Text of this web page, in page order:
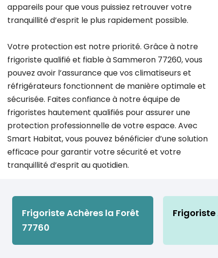
appareils pour que vous puissiez retrouver votre
tranquillité d’esprit le plus rapidement possible.
Votre protection est notre priorité. Grâce à notre
frigoriste qualifié et fiable à Sammeron 77260, vous
pouvez avoir l’assurance que vos climatiseurs et
réfrigérateurs fonctionnent de manière optimale et
sécurisée. Faites confiance à notre équipe de
frigoristes hautement qualifiés pour assurer une
protection professionnelle de votre espace. Avec
Smart Habitat, vous pouvez bénéficier d’une solution
efficace pour garantir votre sécurité et votre
tranquillité d’esprit au quotidien.
Frigoriste Achères la Forêt
77760
Frigoriste